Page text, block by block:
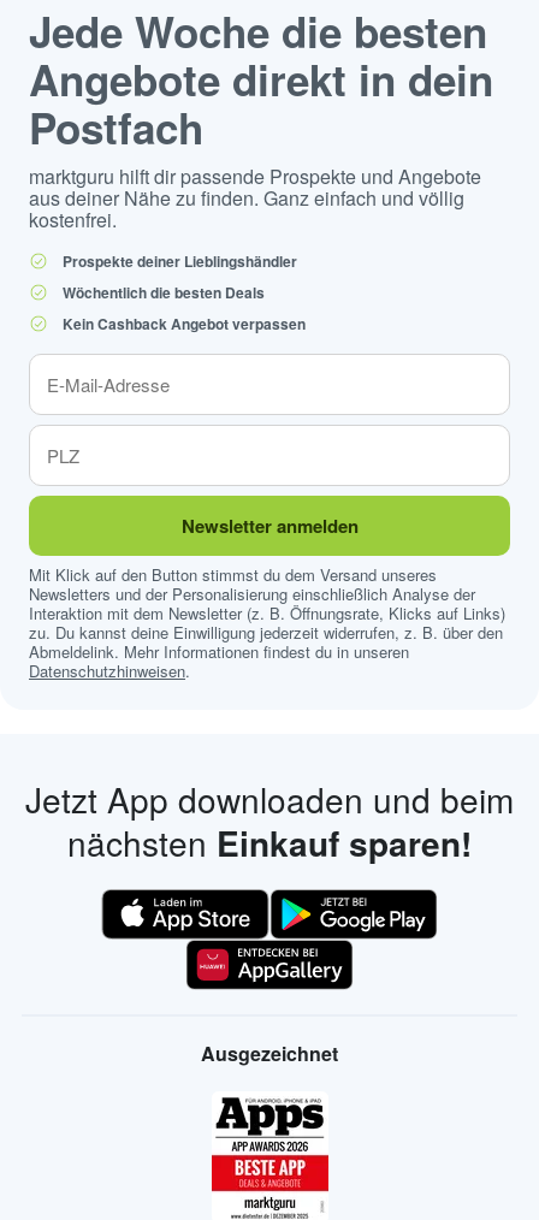
Jede Woche die besten
Angebote direkt in dein
Postfach
marktguru hilft dir passende Prospekte und Angebote
aus deiner Nähe zu finden. Ganz einfach und völlig
kostenfrei.
Prospekte deiner Lieblingshändler
Wöchentlich die besten Deals
Kein Cashback Angebot verpassen
Newsletter anmelden
Mit Klick auf den Button stimmst du dem Versand unseres
Newsletters und der Personalisierung einschließlich Analyse der
Interaktion mit dem Newsletter (z. B. Öffnungsrate, Klicks auf Links)
zu. Du kannst deine Einwilligung jederzeit widerrufen, z. B. über den
Abmeldelink. Mehr Informationen findest du in unseren
Datenschutzhinweisen.
Jetzt App downloaden und beim
nächsten Einkauf sparen!
Ausgezeichnet